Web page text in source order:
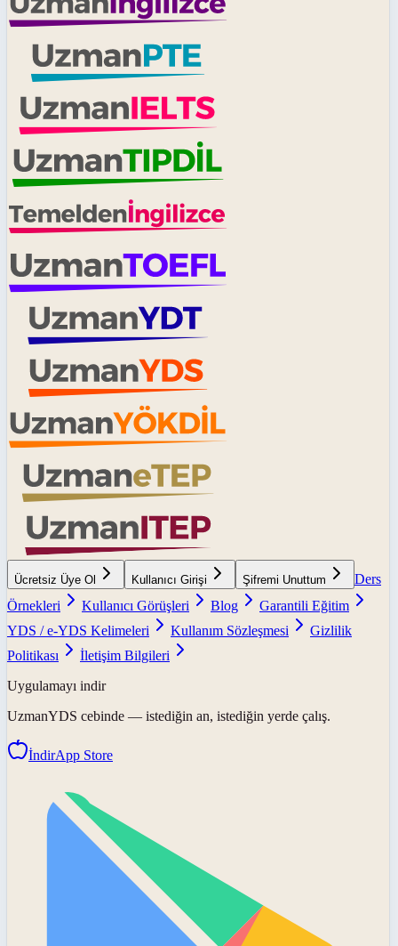
Ücretsiz Üye Ol Kullanıcı Girişi Şifremi Unuttum
Ders
Örnekleri
Kullanıcı Görüşleri Blog
Garantili Eğitim
YDS / e-YDS Kelimeleri
Kullanım Sözleşmesi
Gizlilik
Politikası
İletişim Bilgileri
Uygulamayı indir
UzmanYDS cebinde — istediğin an, istediğin yerde çalış.
İndirApp Store